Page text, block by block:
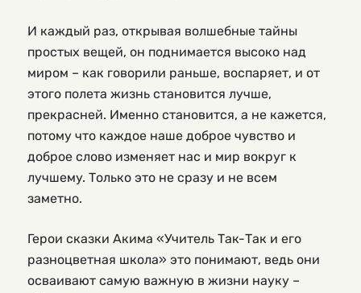
И каждый раз, открывая волшебные тайны
простых вещей, он поднимается высоко над
миром – как говорили раньше, воспаряет, и от
этого полета жизнь становится лучше,
прекрасней. Именно становится, а не кажется,
потому что каждое наше доброе чувство и
доброе слово изменяет нас и мир вокруг к
лучшему. Только это не сразу и не всем
заметно.
Герои сказки Акима «Учитель Так-Так и его
разноцветная школа» это понимают, ведь они
осваивают самую важную в жизни науку –